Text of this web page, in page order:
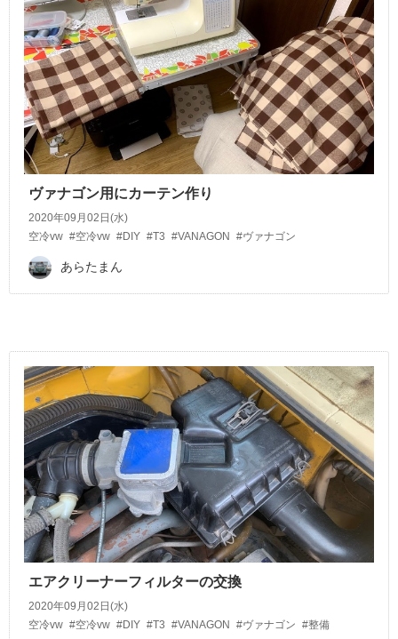
ヴァナゴン用にカーテン作り
2020年09月02日(水)
空冷vw #空冷vw #DIY #T3 #VANAGON #ヴァナゴン
あらたまん
エアクリーナーフィルターの交換
2020年09月02日(水)
空冷vw #空冷vw #DIY #T3 #VANAGON #ヴァナゴン #整備